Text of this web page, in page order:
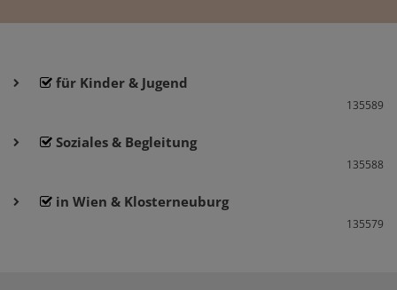
für Kinder & Jugend
135589
Soziales & Begleitung
135588
in Wien & Klosterneuburg
135579